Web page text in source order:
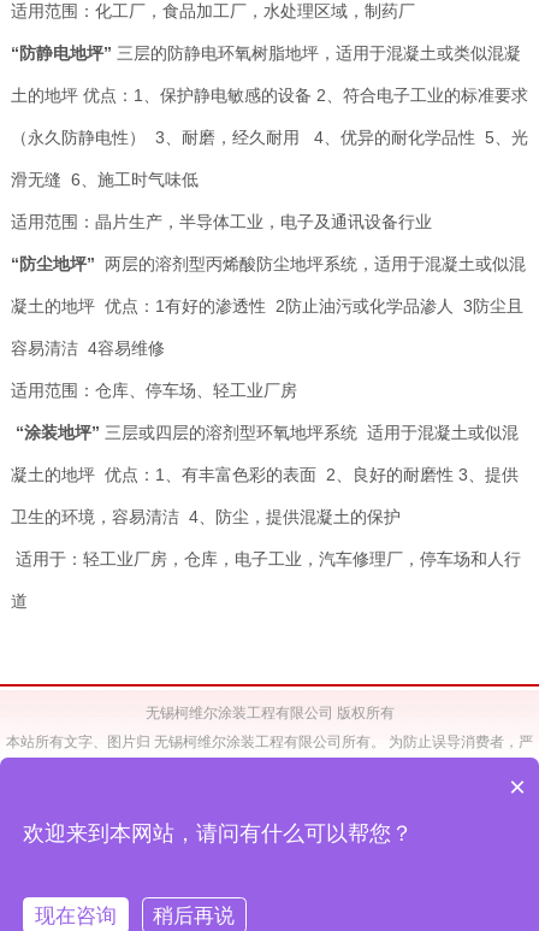
适用范围：化工厂，食品加工厂，水处理区域，制药厂
“防静电地坪” 三层的防静电环氧树脂地坪，适用于混凝土或类似混凝
土的地坪 优点：1、保护静电敏感的设备 2、符合电子工业的标准要求
（永久防静电性） 3、耐磨，经久耐用 4、优异的耐化学品性 5、光
滑无缝 6、施工时气味低
适用范围：晶片生产，半导体工业，电子及通讯设备行业
“防尘地坪” 两层的溶剂型丙烯酸防尘地坪系统，适用于混凝土或似混
凝土的地坪 优点：1有好的渗透性 2防止油污或化学品渗人 3防尘且
容易清洁 4容易维修
适用范围：仓库、停车场、轻工业厂房
“涂装地坪” 三层或四层的溶剂型环氧地坪系统 适用于混凝土或似混
凝土的地坪 优点：1、有丰富色彩的表面 2、良好的耐磨性 3、提供
卫生的环境，容易清洁 4、防尘，提供混凝土的保护
适用于：轻工业厂房，仓库，电子工业，汽车修理厂，停车场和人行
道
无锡柯维尔涂装工程有限公司 版权所有
本站所有文字、图片归 无锡柯维尔涂装工程有限公司所有。 为防止误导消费者，严
如有违规，本公司将诉之法律。 Copyright (C)2017 Wuxi Carewel Paints
×
欢迎来到本网站，请问有什么可以帮您？
现在咨询 稍后再说